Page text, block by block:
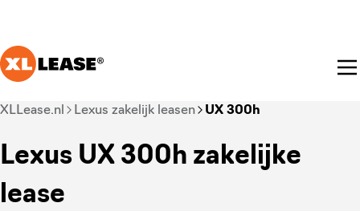
Je bent nu voorbij het hoofdmenu
XLLease.nl Lexus zakelijk leasen UX 300h
Lexus UX 300h zakelijke
lease